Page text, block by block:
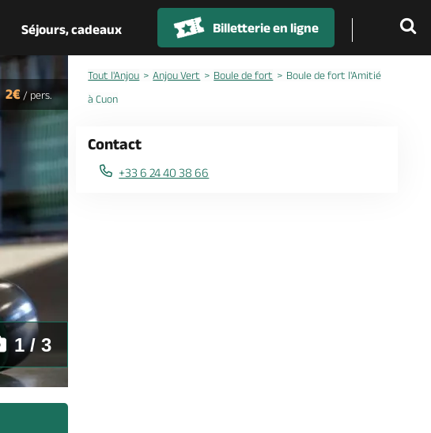
Séjours, cadeaux Billetterie en ligne
1 / 3
2€ / pers.
Tout l'Anjou Anjou Vert Boule de fort
Boule de fort l'Amitié
à Cuon
Contact
+33 6 24 40 38 66